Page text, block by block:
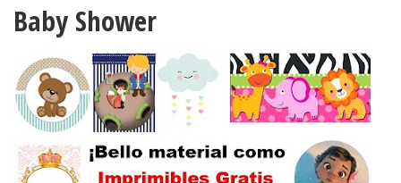
Baby Shower